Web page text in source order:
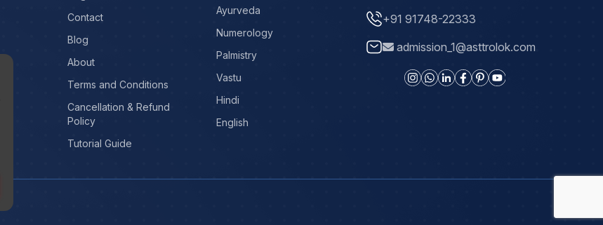
Contact
Blog
About
Terms and Conditions
Cancellation & Refund
Policy
Tutorial Guide
Ayurveda
Numerology
Palmistry
Vastu
Hindi
English
+91 91748-22333
admission_1@asttrolok.com